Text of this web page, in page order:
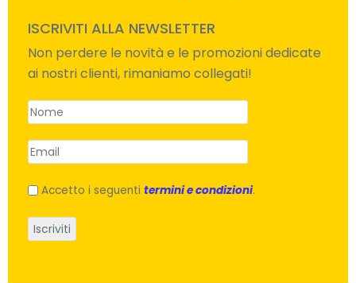
ISCRIVITI ALLA NEWSLETTER
Non perdere le novità e le promozioni dedicate
ai nostri clienti, rimaniamo collegati!
Accetto i seguenti termini e condizioni.